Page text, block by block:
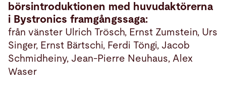
börsintroduktionen med huvudaktörerna
i Bystronics framgångssaga:
från vänster Ulrich Trösch, Ernst Zumstein, Urs
Singer, Ernst Bärtschi, Ferdi Töngi, Jacob
Schmidheiny, Jean-Pierre Neuhaus, Alex
Waser